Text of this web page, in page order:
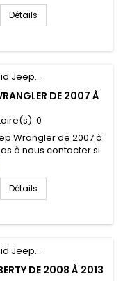
Détails
DE 2007 À
0
Wrangler de 2007 à
à nous contacter si
!
Détails
DE 2008 À 2013